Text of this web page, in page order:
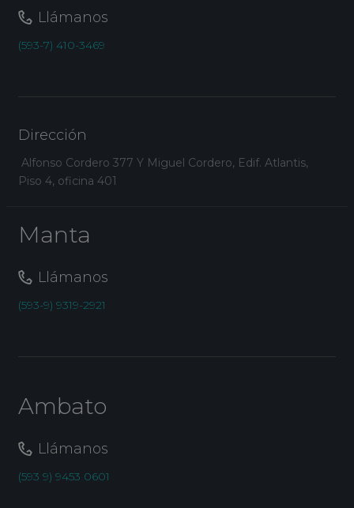
Llámanos
(593-7) 410-3469
Dirección
Alfonso Cordero 377 Y Miguel Cordero, Edif. Atlantis,
Piso 4, oficina 401
Manta
Llámanos
(593-9) 9319-2921
Ambato
Llámanos
(593 9) 9453 0601